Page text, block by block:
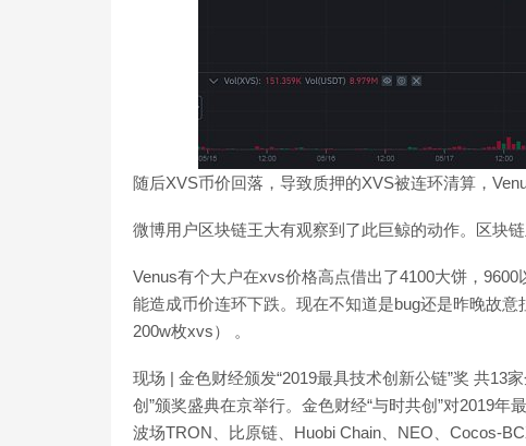
随后XVS币价回落，导致质押的XVS被连环清算，
微博用户区块链王大有观察到了此巨鲸的动作。区块
Venus有个大户在xvs价格高点借出了4100大饼，
能造成币价连环下跌。现在不知道是bug还是昨晚故
200w枚xvs） 。
现场 | 金色财经颁发“2019最具技术创新公链”奖 共13
创”颁奖盛典在京举行。金色财经“与时共创”对2019年
波场TRON、比原链、Huobi Chain、NEO、Cocos-